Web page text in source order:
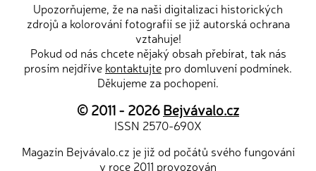
Upozorňujeme, že na naši digitalizaci historických
zdrojů a kolorování fotografií se již autorská ochrana
vztahuje!
Pokud od nás chcete nějaký obsah přebírat, tak nás
prosím nejdříve kontaktujte pro domluvení podmínek.
Děkujeme za pochopení.
© 2011 - 2026Bejvávalo.cz
ISSN 2570-690X
Magazín Bejvávalo.cz je již od počátů svého fungování
v roce 2011 provozován